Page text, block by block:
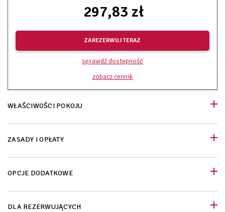
297,83 zł
ZAREZERWUJ TERAZ
sprawdź dostępność
zobacz cennik
WŁAŚCIWOŚCI POKOJU
ZASADY I OPŁATY
OPCJE DODATKOWE
DLA REZERWUJĄCYCH